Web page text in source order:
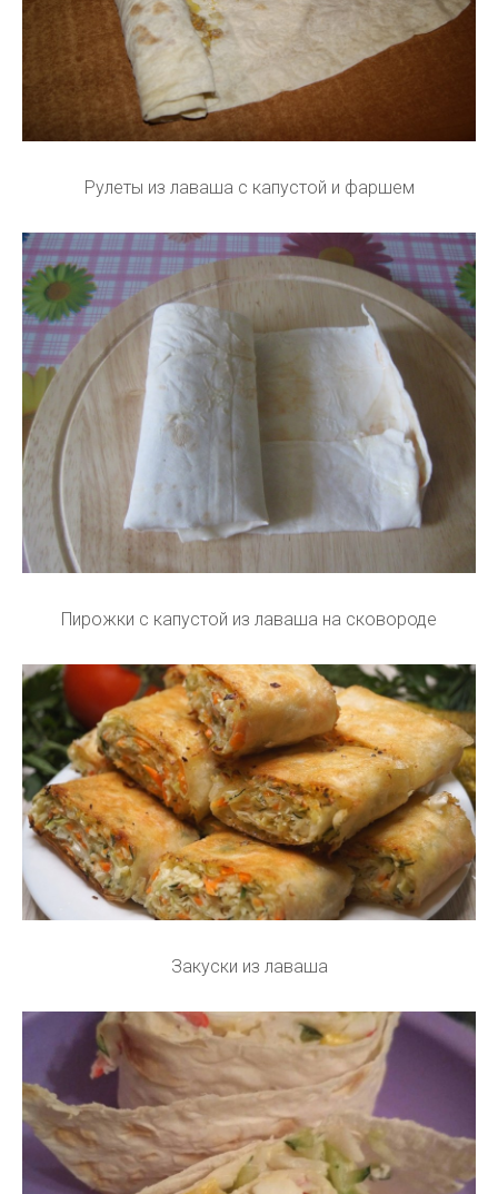
Рулеты из лаваша с капустой и фаршем
Пирожки с капустой из лаваша на сковороде
Закуски из лаваша